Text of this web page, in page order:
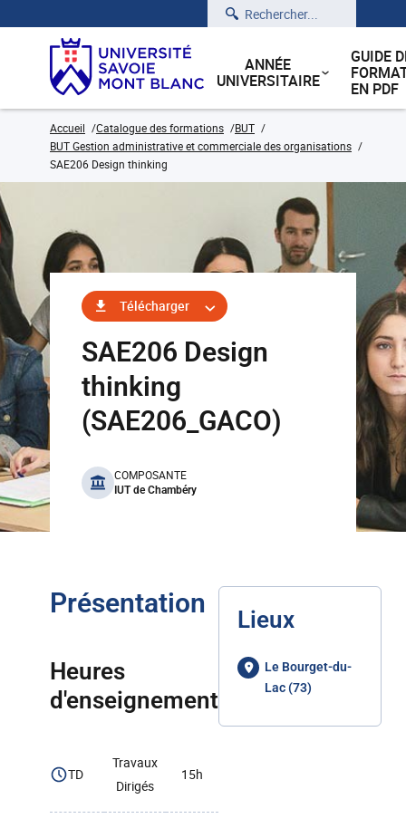
Rechercher
ANNÉE
UNIVERSITAIRE
GUIDE
EN PDF
Accueil Catalogue des formations
BUT
BUT Gestion administrative et commerciale des organisations
SAE206 Design thinking
Télécharger
SAE206 Design
thinking
(SAE206_GACO)
benefits
COMPOSANTE
IUT de Chambéry
Présentation
Heures
d'enseignement
TD
Travaux
Dirigés
15h
Lieux
Le Bourget-du-
Lac (73)